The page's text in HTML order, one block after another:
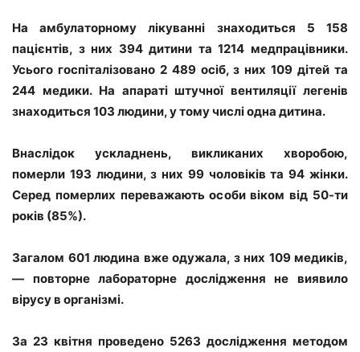
На амбулаторному лікуванні знаходиться 5 158
пацієнтів, з них 394 дитини та 1214 медпрацівники.
Усього госпіталізовано 2 489 осіб, з них 109 дітей та
244 медики. На апараті штучної вентиляції легенів
знаходиться 103 людини, у тому числі одна дитина.
Внаслідок ускладнень, викликаних хворобою,
померли 193 людини, з них 99 чоловіків та 94 жінки.
Серед померлих переважають особи віком від 50-ти
років (85%).
Загалом 601 людина вже одужала, з них 109 медиків,
— повторне лабораторне дослідження не виявило
вірусу в організмі.
За 23 квітня проведено 5263 дослідження методом